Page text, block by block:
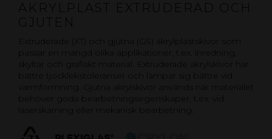
AKRYLPLAST EXTRUDERAD OCH
GJUTEN
Extruderade (XT) och gjutna (GS) akrylplastskivor som
passar en mängd olika applikationer, t.ex. inredning,
skyltar och grafiskt material. Extruderade akrylskivor har
bättre tjocklekstoleranser och lämpar sig bättre vid
varmformning. Gjutna akrylskivor används när materialet
behöver goda bearbetningsegenskaper, t.ex. vid
laserskärning eller mekanisk bearbetning.